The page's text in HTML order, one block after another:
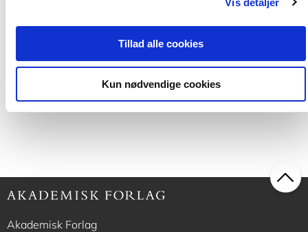
Tillad alle cookies
Kun nødvendige cookies
Anne-Lise Løvlie Schibbye
499,95 KR.
Metakognitiv terapi
299,95 KR.
Akademisk Forlag